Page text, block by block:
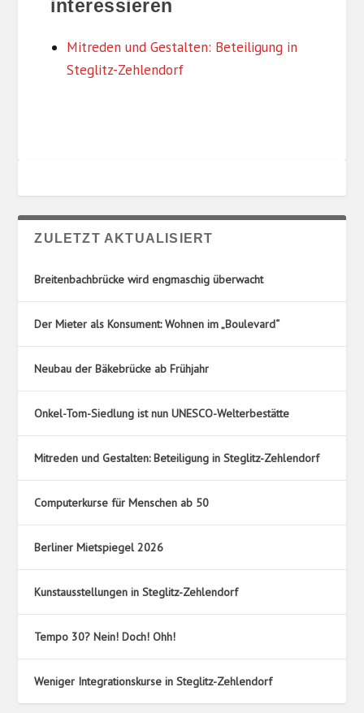
L
U
N
G
R
I
E
interessieren
Mitreden und Gestalten: Beteiligung in
Steglitz-Zehlendorf
ZULETZT AKTUALISIERT
Breitenbachbrücke wird engmaschig überwacht
Der Mieter als Konsument: Wohnen im „Boulevard“
Neubau der Bäkebrücke ab Frühjahr
Onkel-Tom-Siedlung ist nun UNESCO-Welterbestätte
Mitreden und Gestalten: Beteiligung in Steglitz-Zehlendorf
Computerkurse für Menschen ab 50
Berliner Mietspiegel 2026
Kunstausstellungen in Steglitz-Zehlendorf
Tempo 30? Nein! Doch! Ohh!
Weniger Integrationskurse in Steglitz-Zehlendorf